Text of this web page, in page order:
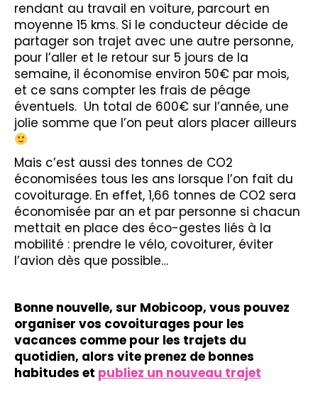
rendant au travail en voiture, parcourt en
moyenne 15 kms. Si le conducteur décide de
partager son trajet avec une autre personne,
pour l’aller et le retour sur 5 jours de la
semaine, il économise environ 50€ par mois,
et ce sans compter les frais de péage
éventuels. Un total de 600€ sur l’année, une
jolie somme que l’on peut alors placer ailleurs
Mais c’est aussi des tonnes de CO2
économisées tous les ans lorsque l’on fait du
covoiturage. En effet, 1,66 tonnes de CO2 sera
économisée par an et par personne si chacun
mettait en place des éco-gestes liés à la
mobilité : prendre le vélo, covoiturer, éviter
l’avion dès que possible…
Bonne nouvelle, sur Mobicoop, vous pouvez
organiser vos covoiturages pour les
vacances comme pour les trajets du
quotidien, alors vite prenez de bonnes
habitudes et publiez un nouveau trajet